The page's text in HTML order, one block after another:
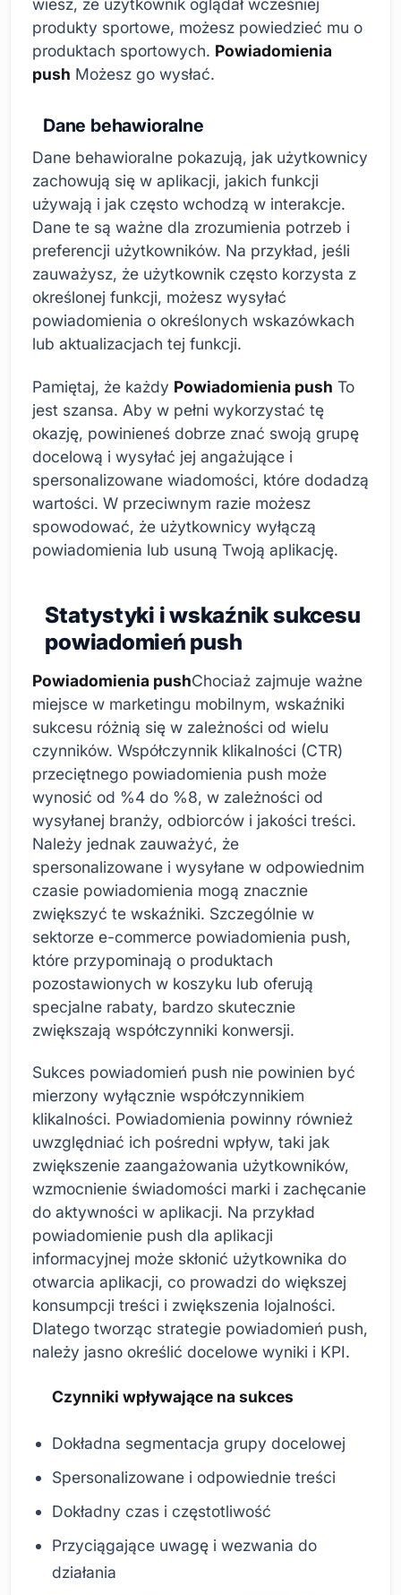
wiesz, że użytkownik oglądał wcześniej
produkty sportowe, możesz powiedzieć mu o
produktach sportowych. Powiadomienia
push Możesz go wysłać.
Dane behawioralne
Dane behawioralne pokazują, jak użytkownicy
zachowują się w aplikacji, jakich funkcji
używają i jak często wchodzą w interakcje.
Dane te są ważne dla zrozumienia potrzeb i
preferencji użytkowników. Na przykład, jeśli
zauważysz, że użytkownik często korzysta z
określonej funkcji, możesz wysyłać
powiadomienia o określonych wskazówkach
lub aktualizacjach tej funkcji.
Pamiętaj, że każdy Powiadomienia push To
jest szansa. Aby w pełni wykorzystać tę
okazję, powinieneś dobrze znać swoją grupę
docelową i wysyłać jej angażujące i
spersonalizowane wiadomości, które dodadzą
wartości. W przeciwnym razie możesz
spowodować, że użytkownicy wyłączą
powiadomienia lub usuną Twoją aplikację.
Statystyki i wskaźnik sukcesu
powiadomień push
Powiadomienia pushChociaż zajmuje ważne
miejsce w marketingu mobilnym, wskaźniki
sukcesu różnią się w zależności od wielu
czynników. Współczynnik klikalności (CTR)
przeciętnego powiadomienia push może
wynosić od %4 do %8, w zależności od
wysyłanej branży, odbiorców i jakości treści.
Należy jednak zauważyć, że
spersonalizowane i wysyłane w odpowiednim
czasie powiadomienia mogą znacznie
zwiększyć te wskaźniki. Szczególnie w
sektorze e-commerce powiadomienia push,
które przypominają o produktach
pozostawionych w koszyku lub oferują
specjalne rabaty, bardzo skutecznie
zwiększają współczynniki konwersji.
Sukces powiadomień push nie powinien być
mierzony wyłącznie współczynnikiem
klikalności. Powiadomienia powinny również
uwzględniać ich pośredni wpływ, taki jak
zwiększenie zaangażowania użytkowników,
wzmocnienie świadomości marki i zachęcanie
do aktywności w aplikacji. Na przykład
powiadomienie push dla aplikacji
informacyjnej może skłonić użytkownika do
otwarcia aplikacji, co prowadzi do większej
konsumpcji treści i zwiększenia lojalności.
Dlatego tworząc strategie powiadomień push,
należy jasno określić docelowe wyniki i KPI.
Czynniki wpływające na sukces
Dokładna segmentacja grupy docelowej
Spersonalizowane i odpowiednie treści
Dokładny czas i częstotliwość
Przyciągające uwagę i wezwania do
działania